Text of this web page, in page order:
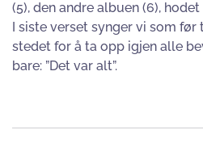
(5), den andre albuen (6), hodet
I siste verset synger vi som før
stedet for å ta opp igjen alle
bare: ”Det var alt”.